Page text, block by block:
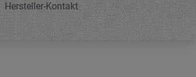
Hersteller-Kontakt